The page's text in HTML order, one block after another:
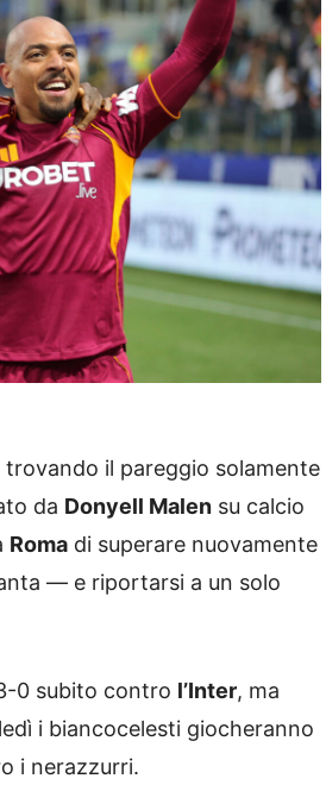
il pareggio solamente
da Donyell Malen su calcio
Roma di superare nuovamente
— e riportarsi a un solo
0 subito contro l’Inter, ma
i biancocelesti giocheranno
i nerazzurri.